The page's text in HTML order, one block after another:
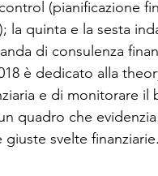
(pianificazione
quinta e la sesta
di consulenza
è dedicato alla
e di monitorare il
quadro che
svelte finanziarie.